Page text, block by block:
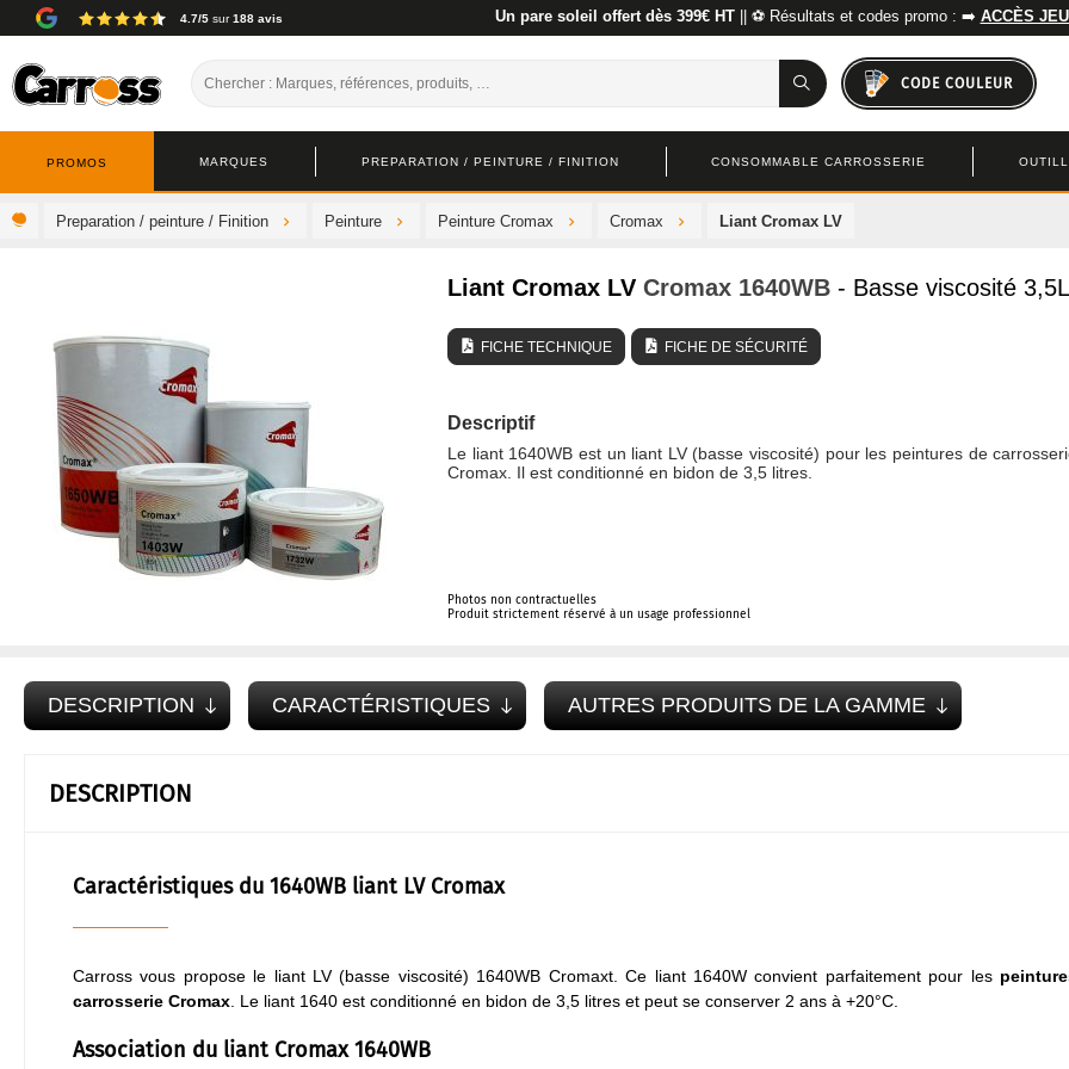
4.7/5 sur188 avis Un pare soleil offert dès 399€ HT|| ⚽ Résultats et codes promo : ➡️ ACCÈS
CODE COULEUR
PREPARATION / PEINTURE / FINITION CONSOMMABLE CARROSSERIE
MARQUES
PROMOS
Preparation / peinture / Finition Peinture Peinture Cromax Cromax Liant Cromax LV
Liant Cromax LV Cromax 1640WB - Basse viscosité 3,5L
FICHE TECHNIQUE FICHE DE SÉCURITÉ
Descriptif
Le liant 1640WB est un liant LV (basse viscosité) pour les peintures de
Cromax. Il est conditionné en bidon de 3,5 litres.
Photos non contractuelles
Produit strictement réservé à un usage professionnel
DESCRIPTION CARACTÉRISTIQUES AUTRES PRODUITS DE LA GAMME
DESCRIPTION
Caractéristiques du 1640WB liant LV Cromax
Carross vous propose le liant LV (basse viscosité) 1640WB Cromaxt. Ce liant 1640W convient parfaitement pour les
carrosserie Cromax . Le liant 1640 est conditionné en bidon de 3,5 litres et peut se conserver 2 ans à +20°C.
Association du liant Cromax 1640WB